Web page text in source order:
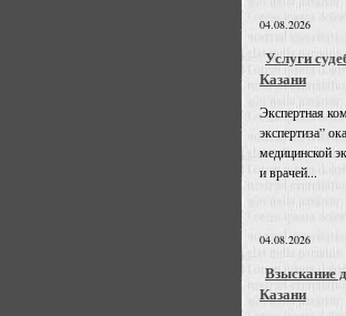
04.08.2026
Услуги
Казани
Экспертная
экспертиза”
медицинской
и врачей...
04.08.2026
Взыскание
Казани